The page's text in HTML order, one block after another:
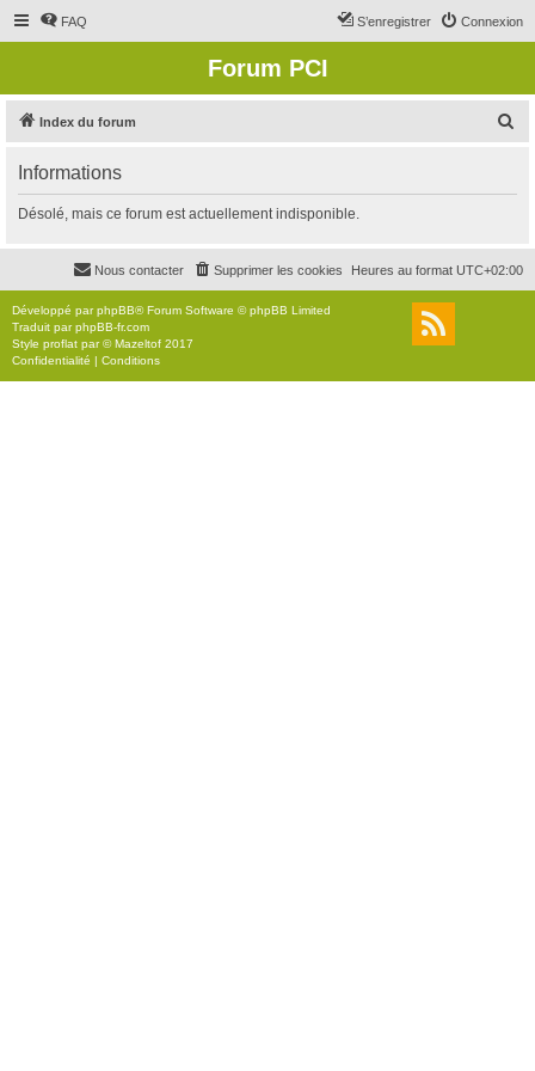
FAQ Connexion
S’enregistrer
Forum PCI
Index du forum
r
c
r
Informations
Désolé, mais ce forum est actuellement indisponible.
Heures au format UTC+02:00
Supprimer les cookies
Nous contacter
Développé parphpBB® Forum Software © phpBB Limited
Traduit parphpBB-fr.com
Style proflat par ©Mazeltof 2017
Confidentialité | Conditions